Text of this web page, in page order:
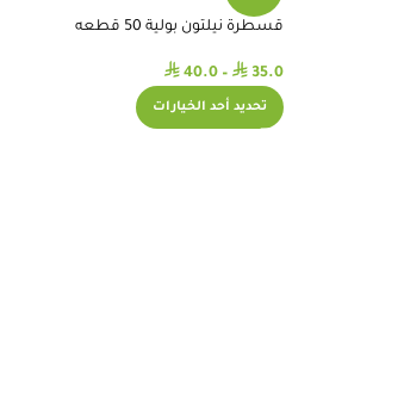
قسطرة نيلتون بولية 50 قطعه
⃁ 35.0
–
⃁ 40.0
تحديد أحد الخيارات